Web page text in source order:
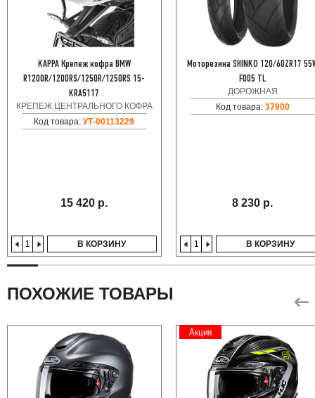
KAPPA Крепеж кофра BMW
R1200R/1200RS/1250R/1250RS 15-
KRA5117
КРЕПЕЖ ЦЕНТРАЛЬНОГО КОФРА
Код товара:УТ-00113229
15 420 р.
В КОРЗИНУ
Моторезина SHINKO 120/60ZR17
F005 TL
ДОРОЖНАЯ
Код товара: 37900
8 230 р.
В КОРЗИНУ
ПОХОЖИЕ ТОВАРЫ
Акция